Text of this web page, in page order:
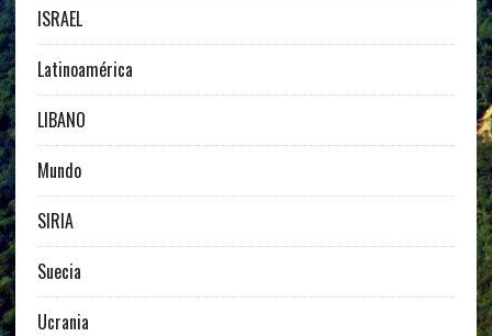
ISRAEL
Latinoamérica
LIBANO
Mundo
SIRIA
Suecia
Ucrania